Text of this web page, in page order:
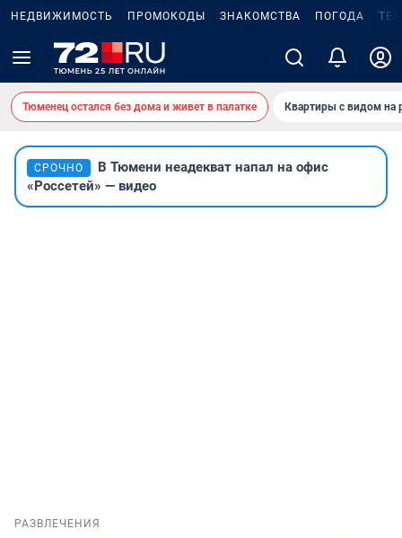
НЕДВИЖИМОСТЬ ПРОМОКОДЫ ЗНАКОМСТВА ПОГОДА
Тюменец остался без дома и живет в палатке Квартиры с видом на
СРОЧНО
В Тюмени неадекват напал на офис
«Россетей» — видео
РАЗВЛЕЧЕНИЯ